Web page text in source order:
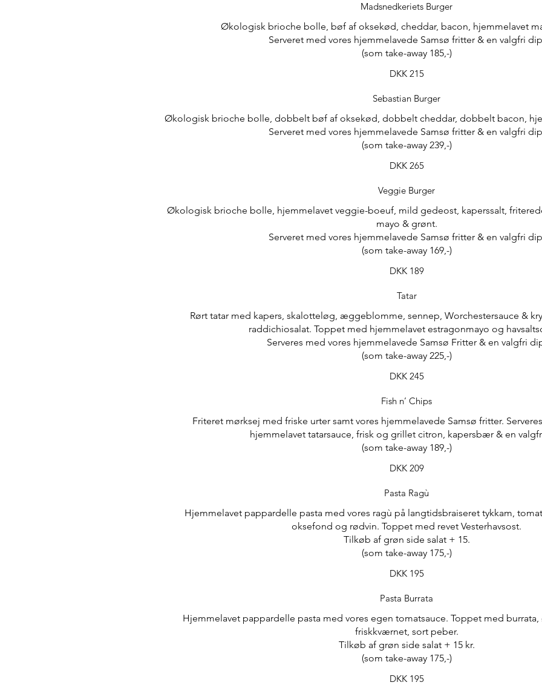
Madsnedkeriets Burger
Økologisk brioche bolle, bøf af oksekød, cheddar, bacon, hjemmelavet
Serveret med vores hjemmelavede Samsø fritter & en valgfri
(som take-away 185,-)
DKK 215
Sebastian Burger
Økologisk brioche bolle, dobbelt bøf af oksekød, dobbelt cheddar, dobbelt bacon,
Serveret med vores hjemmelavede Samsø fritter & en valgfri
(som take-away 239,-)
DKK 265
Veggie Burger
Økologisk brioche bolle, hjemmelavet veggie-boeuf, mild gedeost, kaperssalt,
mayo & grønt.
Serveret med vores hjemmelavede Samsø fritter & en valgfri
(som take-away 169,-)
DKK 189
Tatar
Rørt tatar med kapers, skalotteløg, æggeblomme, sennep, Worchestersauce &
raddichiosalat. Toppet med hjemmelavet estragonmayo og
Serveres med vores hjemmelavede Samsø Fritter & en valgfri
(som take-away 225,-)
DKK 245
Fish n’ Chips
Friteret mørksej med friske urter samt vores hjemmelavede Samsø fritter.
hjemmelavet tatarsauce, frisk og grillet citron, kapersbær & en
(som take-away 189,-)
DKK 209
Pasta Ragù
Hjemmelavet pappardelle pasta med vores ragù på langtidsbraiseret tykkam,
oksefond og rødvin. Toppet med revet Vesterhavsost.
Tilkøb af grøn side salat + 15.
(som take-away 175,-)
DKK 195
Pasta Burrata
Hjemmelavet pappardelle pasta med vores egen tomatsauce. Toppet med
friskkværnet, sort peber.
Tilkøb af grøn side salat + 15 kr.
(som take-away 175,-)
DKK 195